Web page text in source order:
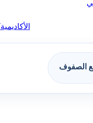
الأكاديمية
الصفوف